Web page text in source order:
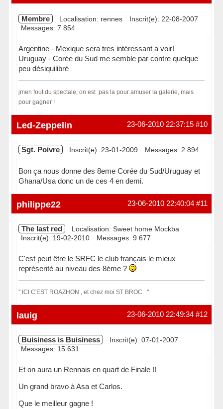
Membre Localisation: rennes
Inscrit(e): 22-08-2007
Messages: 7 854
Argentine - Mexique sera tres intéressant a voir!
Uruguay - Corée du Sud me semble par contre quelque
peu désiquilibré
jmen fout du spectale, on est pas la pour amuser la galerie, mais
pour gagner !
Hors ligne #10
23-06-2010 22:37:15
Led-Zeppelin
Sgt. Poivre Inscrit(e): 23-01-2009 Messages: 2 894
Bon ça nous donne des 8eme Corée du Sud/Uruguay et
Ghana/Usa donc un de ces 4 en demi.
Hors ligne #11
23-06-2010 22:40:04
philippe22
The last red
Localisation: Sweet home Mockba
Inscrit(e): 19-02-2010
Messages: 9 677
C'est peut être le SRFC le club français le mieux
représenté au niveau des 8éme ?
'' ICI C'EST ROAZHON , et chez moi ST BROC ''
Hors ligne #12
23-06-2010 22:49:34
lauig
Buisiness is Buisiness
Inscrit(e): 07-01-2007
Messages: 15 631
Et on aura un Rennais en quart de Finale !!
Un grand bravo à Asa et Carlos.
Que le meilleur gagne !